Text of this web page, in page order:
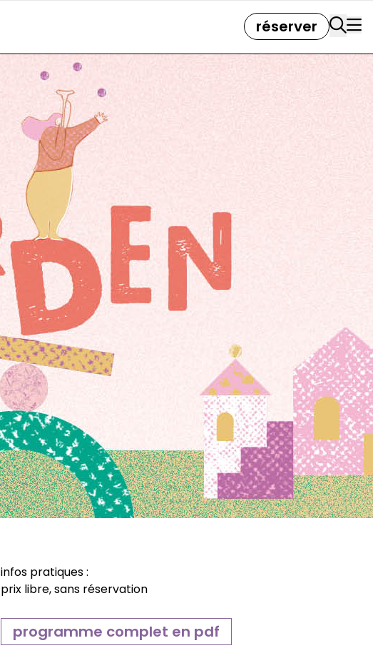
réserver
infos pratiques :
prix libre, sans réservation
programme complet en pdf